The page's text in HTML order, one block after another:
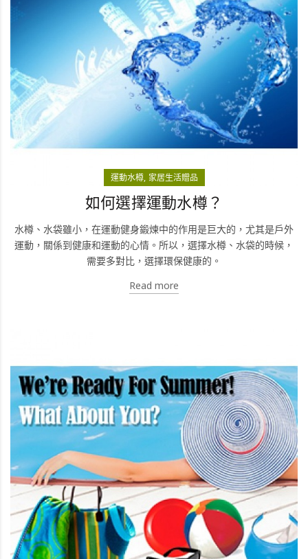
運動水樽 家居生活贈品
如何選擇運動水樽？
水樽、水袋雖小，在運動健身鍛煉中的作用是巨大的，尤其是戶外
運動，關係到健康和運動的心情。所以，選擇水樽、水袋的時候，
需要多對比，選擇環保健康的。
Read more